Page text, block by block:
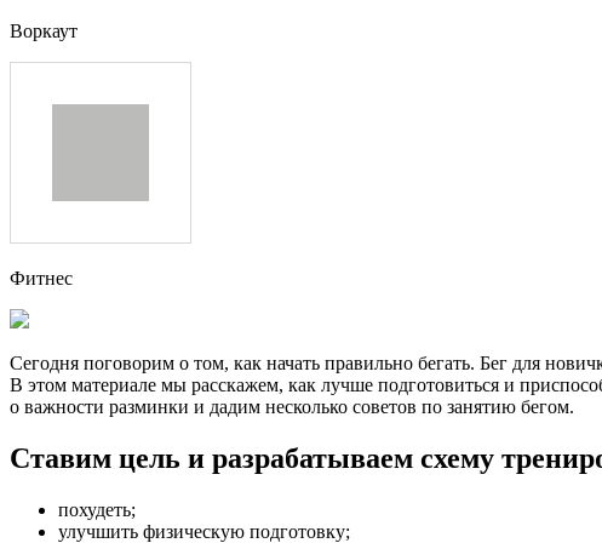
Воркаут
Фитнес
Сегодня поговорим о том, как начать правильно бегать. Бег для
В этом материале мы расскажем, как лучше подготовиться и
о важности разминки и дадим несколько советов по занятию бегом.
Ставим цель и разрабатываем схему
похудеть;
улучшить физическую подготовку;